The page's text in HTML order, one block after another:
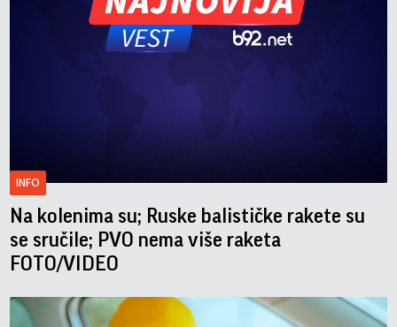
INFO
Na kolenima su; Ruske balističke rakete su
se sručile; PVO nema više raketa
FOTO/VIDEO